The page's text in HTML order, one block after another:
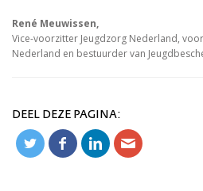
René Meuwissen,
Vice-voorzitter Jeugdzorg Nederland,
Nederland en bestuurder van
DEEL DEZE PAGINA: